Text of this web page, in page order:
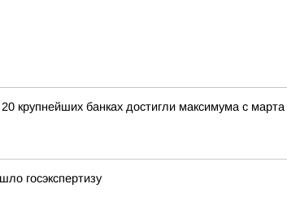
крупнейших банках достигли максимума с марта
госэкспертизу